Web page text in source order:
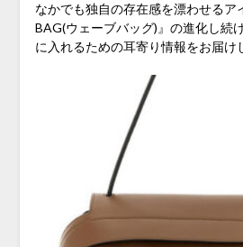
なかでも独自の存在感を漂わせるア
BAG(ウェーブバッグ)』の進化し続
に入れるための耳寄り情報をお届け